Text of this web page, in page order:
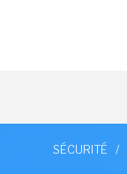
SÉCURITÉ /